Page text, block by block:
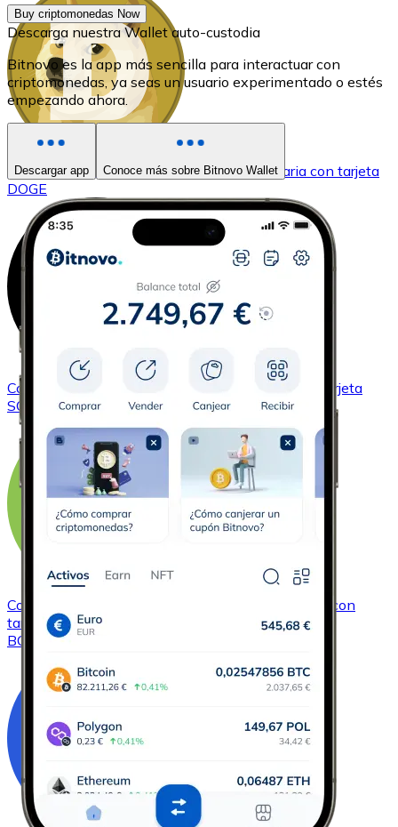
ComprarDogecoincon transferencia bancaria con tarjeta
DOGE
Comprar
con tarjeta
SOL
Comprar
con
tarjeta
BCH
Buy criptomonedas Now
Descarga nuestra Wallet auto-custodia
Bitnovo es la app más sencilla para interactuar con
criptomonedas, ya seas un usuario experimentado o estés
empezando ahora.
Descargar app Conoce más sobre Bitnovo Wallet